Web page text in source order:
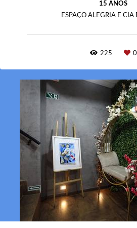
15 ANOS
ESPAÇO ALEGRIA E CIA
225 0